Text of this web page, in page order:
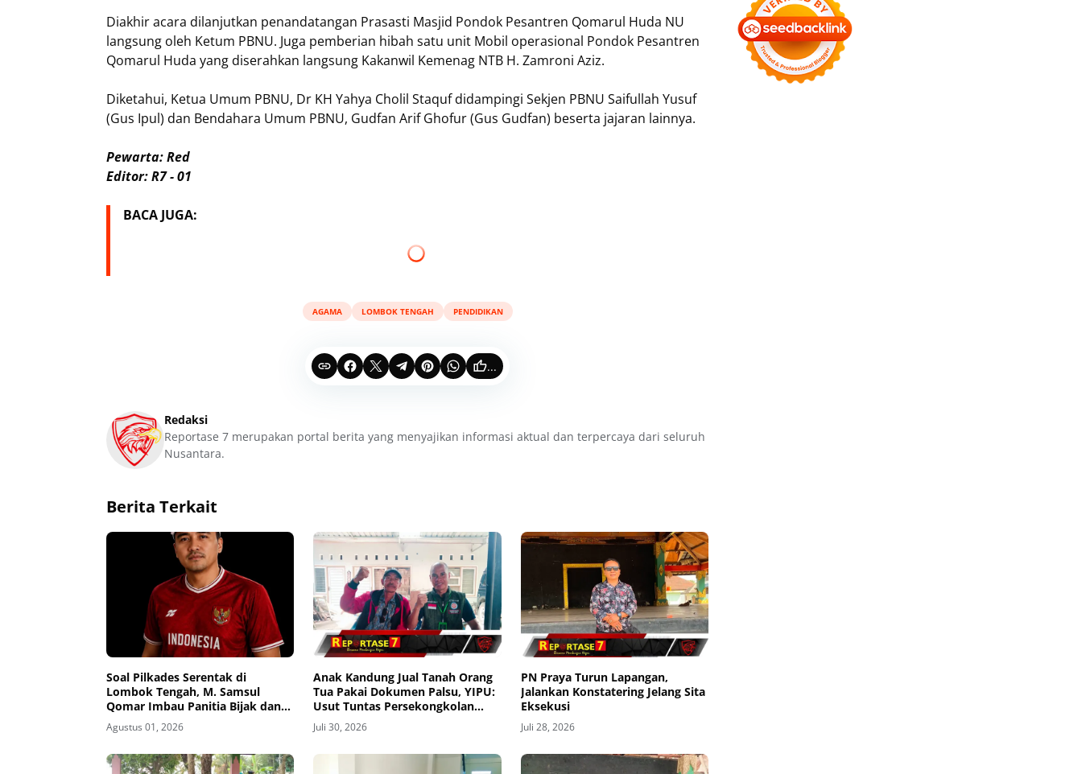
Diakhir acara dilanjutkan penandatangan Prasasti Masjid Pondok Pesantren Qomarul Huda NU
langsung oleh Ketum PBNU. Juga pemberian hibah satu unit Mobil operasional Pondok Pesantren
Qomarul Huda yang diserahkan langsung Kakanwil Kemenag NTB H. Zamroni Aziz.
Diketahui, Ketua Umum PBNU, Dr KH Yahya Cholil Staquf didampingi Sekjen PBNU Saifullah Yusuf
(Gus Ipul) dan Bendahara Umum PBNU, Gudfan Arif Ghofur (Gus Gudfan) beserta jajaran lainnya.
Pewarta: Red
Editor: R7 - 01
BACA JUGA:
AGAMA LOMBOK TENGAH PENDIDIKAN
...
Redaksi
Reportase 7 merupakan portal berita yang menyajikan informasi aktual dan terpercaya dari seluruh
Nusantara.
Berita Terkait
Soal Pilkades Serentak di
Lombok Tengah, M. Samsul
Qomar Imbau Panitia Bijak dan
Calon Kades Hindari Money
Politics
Agustus 01, 2026
Anak Kandung Jual Tanah Orang
Tua Pakai Dokumen Palsu, YIPU:
Usut Tuntas Persekongkolan
Desa hingga BPN
Juli 30, 2026
PN Praya Turun Lapangan,
Jalankan Konstatering Jelang Sita
Eksekusi
Juli 28, 2026